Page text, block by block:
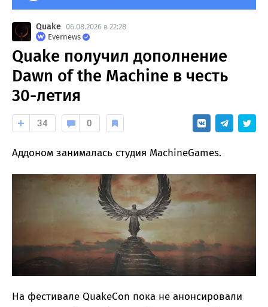
Quake 06.08.2026 в 22:28
Evernews
Quake получил дополнение
Dawn of the Machine в честь
30-летия
34 0
Аддоном занималась студия MachineGames.
На фестивале QuakeCon пока не анонсировали